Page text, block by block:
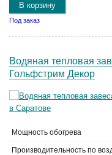
В корзину
Под заказ
Водяная тепловая
Гольфстрим Декор
Мощность обогрева
Производительность по